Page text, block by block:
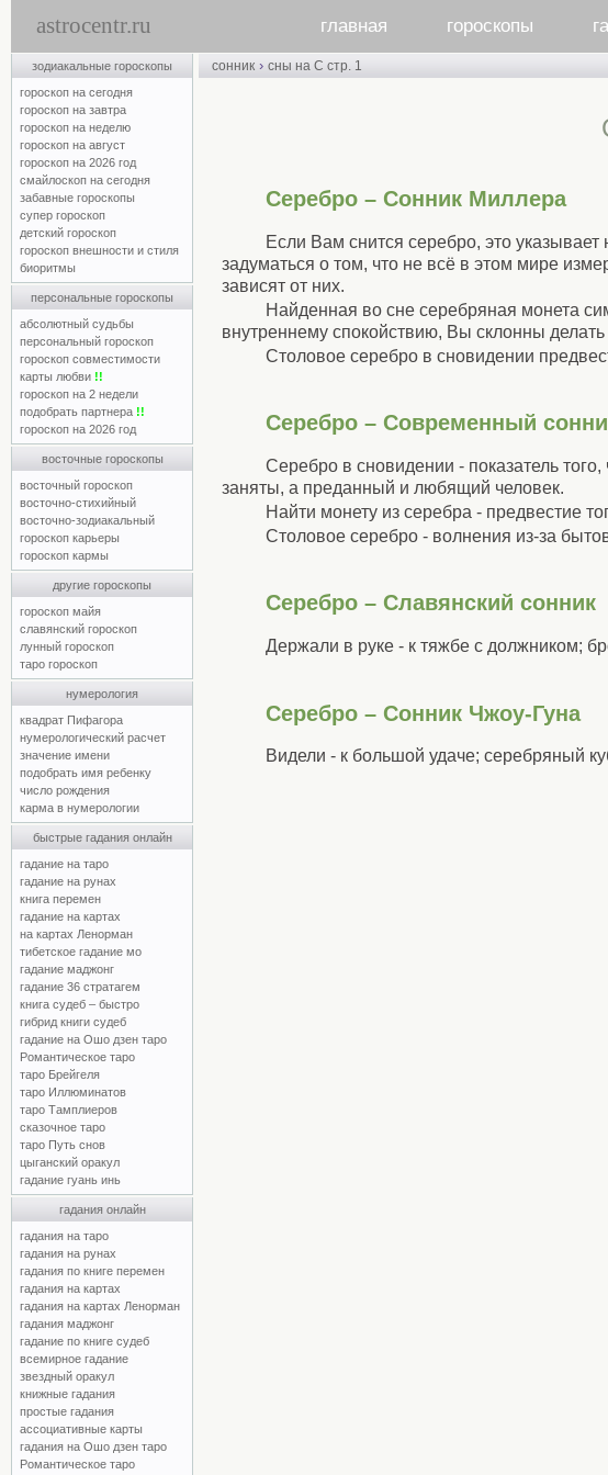
astrocentr.ru главная гороскопы
зодиакальные гороскопы
гороскоп на сегодня
гороскоп на завтра
гороскоп на неделю
гороскоп на август
гороскоп на 2026 год
смайлоскоп на сегодня
забавные гороскопы
супер гороскоп
детский гороскоп
гороскоп внешности и стиля
биоритмы
персональные гороскопы
абсолютный судьбы
персональный гороскоп
гороскоп совместимости
карты любви !!
гороскоп на 2 недели
подобрать партнера !!
гороскоп на 2026 год
восточные гороскопы
восточный гороскоп
восточно-стихийный
восточно-зодиакальный
гороскоп карьеры
гороскоп кармы
другие гороскопы
гороскоп майя
славянский гороскоп
лунный гороскоп
таро гороскоп
нумерология
квадрат Пифагора
нумерологический расчет
значение имени
подобрать имя ребенку
число рождения
карма в нумерологии
быстрые гадания онлайн
гадание на таро
гадание на рунах
книга перемен
гадание на картах
на картах Ленорман
тибетское гадание мо
гадание маджонг
гадание 36 стратагем
книга судеб – быстро
гибрид книги судеб
гадание на Ошо дзен таро
Романтическое таро
таро Брейгеля
таро Иллюминатов
таро Тамплиеров
сказочное таро
таро Путь снов
цыганский оракул
гадание гуань инь
гадания онлайн
гадания на таро
гадания на рунах
гадания по книге перемен
гадания на картах
гадания на картах Ленорман
гадания маджонг
гадание по книге судеб
всемирное гадание
звездный оракул
книжные гадания
простые гадания
ассоциативные карты
гадания на Ошо дзен таро
Романтическое таро
сонник › сны на С стр. 1
Серебро – Сонник Миллера
Если Вам снится серебро, это
задуматься о том, что не всё в этом мире
зависят от них.
Найденная во сне серебряная монета
внутреннему спокойствию, Вы склонны
Столовое серебро в сновидении
Серебро – Современный
Серебро в сновидении - показатель
заняты, а преданный и любящий человек.
Найти монету из серебра - предвестие
Столовое серебро - волнения из-за
Серебро – Славянский сонник
Держали в руке - к тяжбе с должником;
Серебро – Сонник Чжоу-Гуна
Видели - к большой удаче; серебряный